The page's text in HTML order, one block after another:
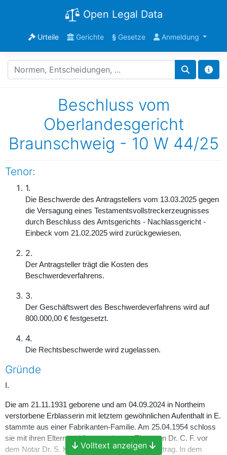
Open Legal Data
Urteile Gerichte §Gesetze Anmeldung
Beschluss vom
Oberlandesgericht
Braunschweig - 10 W 44/25
Tenor:
1.
Die Beschwerde des Antragstellers vom 13.03.2025 gegen
die Versagung eines Testamentsvollstreckerzeugnisses
durch Beschluss des Amtsgerichts - Nachlassgericht -
Einbeck vom 21.02.2025 wird zurückgewiesen.
2.
Der Antragsteller trägt die Kosten des
Beschwerdeverfahrens.
3.
Der Geschäftswert des Beschwerdeverfahrens wird auf
800.000,00 € festgesetzt.
4.
Die Rechtsbeschwerde wird zugelassen.
Gründe
I.
Die am 21.11.1931 geborene und am 04.09.2024 in Northeim
verstorbene Erblasserin mit letztem gewöhnlichen Aufenthalt in E.
stammte aus einer Fabrikanten-Familie. Am 25.04.1954 schloss
sie mit ihren Eltern und ihrem späteren Ehemann Dr. C. F. vor
dem Notar Dr. S. K. in S. einen Ehe- und Erbvertrag. In dem
Volltext anzeigen